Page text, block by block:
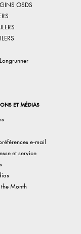
OSDS
ET MÉDIAS
e-mail
et service
Month